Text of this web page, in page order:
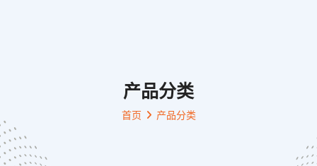
产品分类
首页 产品分类